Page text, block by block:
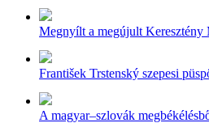
Megnyílt a megújult Keresztény
František Trstenský szepesi
A magyar–szlovák